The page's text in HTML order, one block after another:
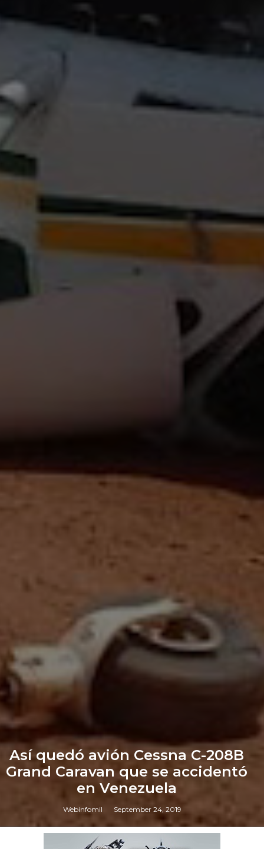
Así quedó avión Cessna C-208B
Grand Caravan que se accidentó
en Venezuela
Webinfomil September 24, 2019